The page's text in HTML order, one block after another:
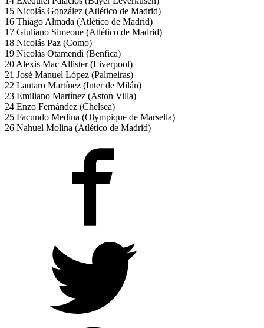
15 Nicolás González (Atlético de Madrid)
16 Thiago Almada (Atlético de Madrid)
17 Giuliano Simeone (Atlético de Madrid)
18 Nicolás Paz (Como)
19 Nicolás Otamendi (Benfica)
20 Alexis Mac Allister (Liverpool)
21 José Manuel López (Palmeiras)
22 Lautaro Martínez (Inter de Milán)
23 Emiliano Martínez (Aston Villa)
24 Enzo Fernández (Chelsea)
25 Facundo Medina (Olympique de Marsella)
26 Nahuel Molina (Atlético de Madrid)